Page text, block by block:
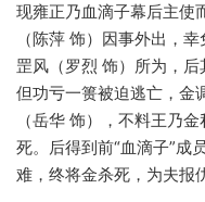
现雍正乃血滴子幕后主使
（陈萍 饰）因事外出，
罡风（罗烈 饰）所为，
但功亏一篑被迫逃亡，金
（岳华 饰），不料王乃
死。后得到前“血滴子”成
难，终将金杀死，为夫报